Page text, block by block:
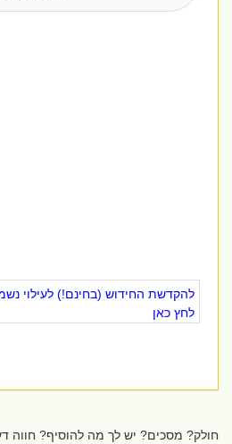
להקדשת החידוש (בחינם!) לעילוי
לחץ כאן
חולק? מסכים? יש לך מה להוסיף? חווה